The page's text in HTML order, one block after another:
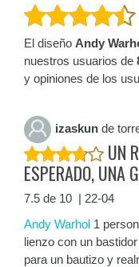
El diseño Andy
nuestros usuarios de
y opiniones de los
izaskun de
UN
ESPERADO, UNA
7.5 de 10 | 22-04
Andy Warhol 1
lienzo con un
para un bautizo y